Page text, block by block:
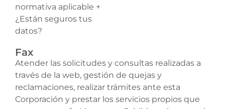
normativa aplicable +
¿Están seguros tus
datos?
Fax
Atender las solicitudes y consultas realizadas a
través de la web, gestión de quejas y
reclamaciones, realizar trámites ante esta
Corporación y prestar los servicios propios que